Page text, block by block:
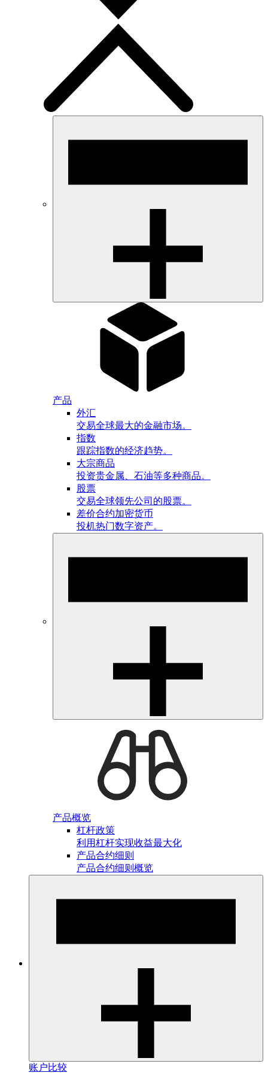
产品
外汇
交易全球最大的金融市场。
指数
跟踪指数的经济趋势。
大宗商品
投资贵金属、石油等多种商品。
股票
交易全球领先公司的股票。
差价合约加密货币
投机热门数字资产。
产品概览
杠杆政策
利用杠杆实现收益最大化
产品合约细则
产品合约细则概览
账户比较